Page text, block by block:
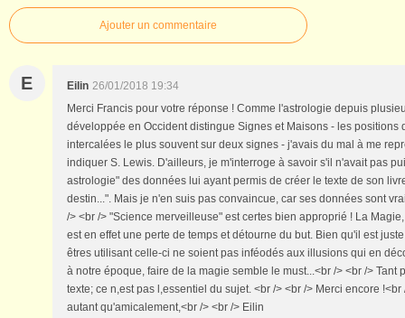
Ajouter un commentaire
E Eilin 26/01/2018 19:34
Merci Francis pour votre réponse ! Comme l'astrologie depuis
développée en Occident distingue Signes et Maisons - les positions
intercalées le plus souvent sur deux signes - j'avais du mal à me
indiquer S. Lewis. D'ailleurs, je m'interroge à savoir s'il n'avait pas
astrologie" des données lui ayant permis de créer le texte de son
destin...". Mais je n'en suis pas convaincue, car ses données sont
/> <br /> "Science merveilleuse" est certes bien approprié ! La
est en effet une perte de temps et détourne du but. Bien qu'il est
êtres utilisant celle-ci ne soient pas inféodés aux illusions qui en
à notre époque, faire de la magie semble le must...<br /> <br /> Tant
texte; ce n,est pas l,essentiel du sujet. <br /> <br /> Merci encore
autant qu'amicalement,<br /> <br /> Eilin